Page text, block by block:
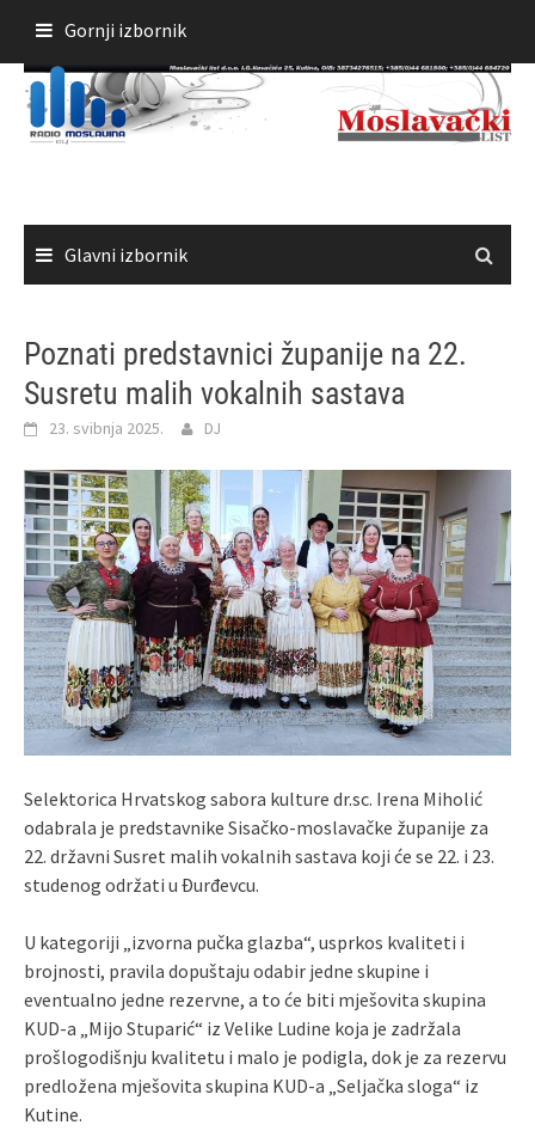
sadržaja
Gornji izbornik
Glavni izbornik
Poznati predstavnici županije na 22.
Susretu malih vokalnih sastava
23. svibnja 2025. DJ
Selektorica Hrvatskog sabora kulture dr.sc. Irena Miholić
odabrala je predstavnike Sisačko-moslavačke županije za
22. državni Susret malih vokalnih sastava koji će se 22. i 23.
studenog održati u Đurđevcu.
U kategoriji „izvorna pučka glazba“, usprkos kvaliteti i
brojnosti, pravila dopuštaju odabir jedne skupine i
eventualno jedne rezervne, a to će biti mješovita skupina
KUD-a „Mijo Stuparić“ iz Velike Ludine koja je zadržala
prošlogodišnju kvalitetu i malo je podigla, dok je za rezervu
predložena mješovita skupina KUD-a „Seljačka sloga“ iz
Kutine.